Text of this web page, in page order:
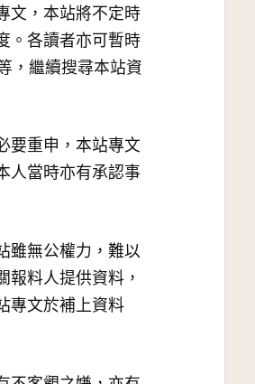
文，本站將不定時
。各讀者亦可暫時
，繼續搜尋本站資
要重申，本站專文
人當時亦有承認事
雖無公權力，難以
料人提供資料，
專文於補上資料